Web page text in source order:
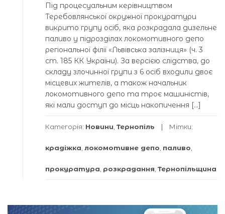
Під процесуальним керівництвом
Теребовлянської окружної прокуратури
викрито групу осіб, яка розкрадала дизельне
паливо у підрозділах локомотивного депо
регіональної філії «Львівська залізниця» (ч. 3
ст. 185 КК України). За версією слідства, до
складу злочинної групи з 6 осіб входили двоє
місцевих жителів, а також начальник
локомотивного депо та троє машиністів,
які мали доступ до місць накопичення […]
Категорія: Новини Тернопіль Мітки:
крадіжка локомотивне депо паливо
прокуратура розкрадання Тернопільщина